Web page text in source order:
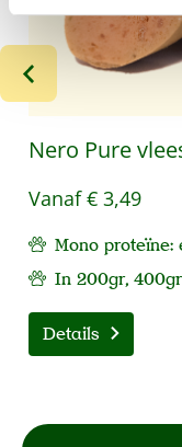
Nero Pure
Vanaf€ 3,49
Mono proteïne:
In 200gr,
Details